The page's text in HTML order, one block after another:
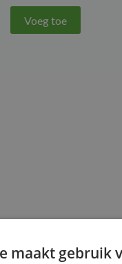
Voeg toe
maakt gebruik